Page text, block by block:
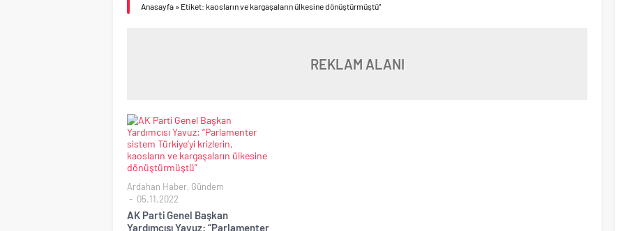
Anasayfa » Etiket: kaosların ve kargaşaların ülkesine dönüştürmüştü”
REKLAM ALANI
Ardahan Haber, Gündem
05.11.2022
AK Parti Genel Başkan
Yardımcısı Yavuz: “Parlamenter